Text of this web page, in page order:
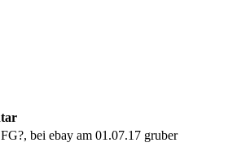
bei ebay am 01.07.17 gruber